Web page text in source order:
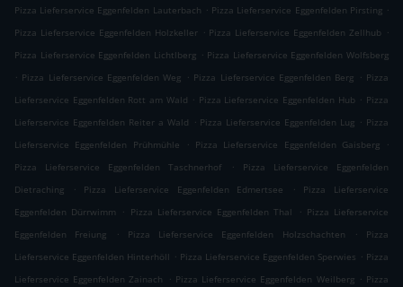
Pizza Lieferservice Eggenfelden Lauterbach . Pizza Lieferservice Eggenfelden Pirsting .
Pizza Lieferservice Eggenfelden Holzkeller . Pizza Lieferservice Eggenfelden Zellhub .
Pizza Lieferservice Eggenfelden Lichtlberg . Pizza Lieferservice Eggenfelden Wolfsberg
. Pizza Lieferservice Eggenfelden Weg . Pizza Lieferservice Eggenfelden Berg . Pizza
Lieferservice Eggenfelden Rott am Wald . Pizza Lieferservice Eggenfelden Hub . Pizza
Lieferservice Eggenfelden Reiter a Wald . Pizza Lieferservice Eggenfelden Lug . Pizza
Lieferservice Eggenfelden Prühmühle
. Pizza Lieferservice Eggenfelden Gaisberg
.
Pizza Lieferservice Eggenfelden Taschnerhof
.
Pizza Lieferservice Eggenfelden
Dietraching
. Pizza Lieferservice Eggenfelden Edmertsee .
Pizza Lieferservice
Eggenfelden Dürrwimm
. Pizza Lieferservice Eggenfelden Thal . Pizza Lieferservice
Eggenfelden Freiung
. Pizza Lieferservice Eggenfelden Holzschachten .
Pizza
Lieferservice Eggenfelden Hinterhöll . Pizza Lieferservice Eggenfelden Sperwies . Pizza
Lieferservice Eggenfelden Zainach
. Pizza Lieferservice Eggenfelden Weilberg . Pizza